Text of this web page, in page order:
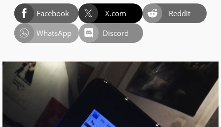
Facebook X.com
Reddit
WhatsApp
Discord